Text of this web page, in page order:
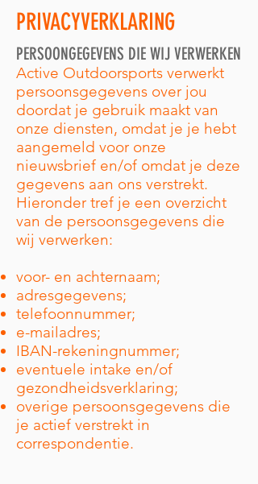
PRIVACYVERKLARING
PERSOONGEGEVENS DIE WIJ VERWERKEN
Active Outdoorsports verwerkt
persoonsgegevens over jou
doordat je gebruik maakt van
onze diensten, omdat je je hebt
aangemeld voor onze
nieuwsbrief en/of omdat je deze
gegevens aan ons verstrekt.
Hieronder tref je een overzicht
van de persoonsgegevens die
wij verwerken:
voor- en achternaam;
adresgegevens;
telefoonnummer;
e-mailadres;
IBAN-rekeningnummer;
eventuele intake en/of
gezondheidsverklaring;
overige persoonsgegevens die
je actief verstrekt in
correspondentie.